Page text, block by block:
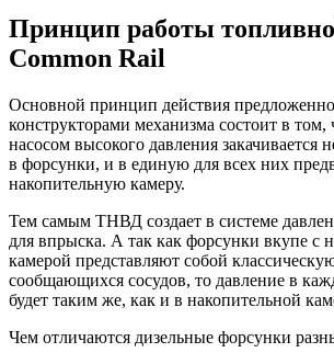
Принцип работы
Common Rail
Основной принцип действия
конструкторами механизма состоит в том,
насосом высокого давления закачивается
в форсунки, и в единую для всех них
накопительную камеру.
Тем самым ТНВД создает в системе
для впрыска. А так как форсунки вкупе с
камерой представляют собой
сообщающихся сосудов, то давление в
будет таким же, как и в накопительной
Чем отличаются дизельные форсунки